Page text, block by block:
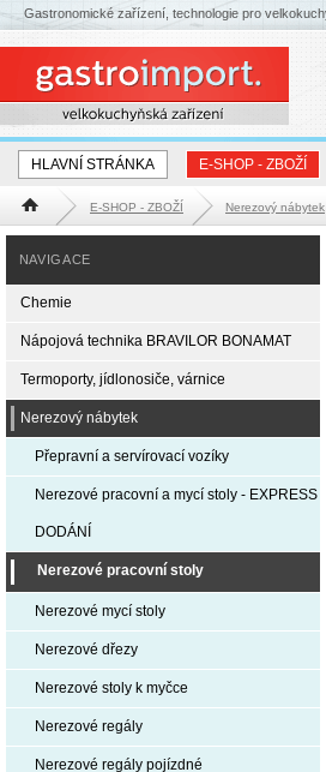
HLAVNÍ STRÁNKA E-SHOP - ZBOŽÍ
Hlavní stránka E-SHOP - ZBOŽÍ Nerezový nábytek
NAVIGACE
Chemie
Nápojová technika BRAVILOR BONAMAT
Termoporty, jídlonosiče, várnice
Nerezový nábytek
Přepravní a servírovací vozíky
Nerezové pracovní a mycí stoly - EXPRESS
DODÁNÍ
Nerezové pracovní stoly
Nerezové mycí stoly
Nerezové dřezy
Nerezové stoly k myčce
Nerezové regály
Nerezové regály pojízdné
Gastronomické zařízení, technologie pro